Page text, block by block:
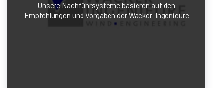
Unsere Nachführsysteme basieren auf den
Empfehlungen und Vorgaben der Wacker-Ingenieure